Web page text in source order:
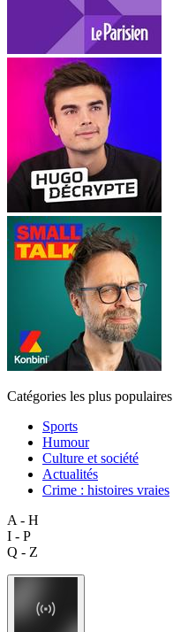
Catégories les plus populaires
Sports
Humour
Culture et société
Actualités
Crime : histoires vraies
A - H
I - P
Q - Z